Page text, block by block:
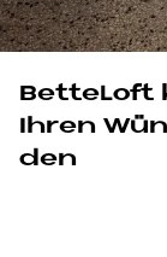
Bet­teL­oft
Ih­ren
den